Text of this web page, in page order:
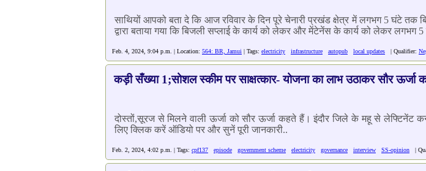
साथियों आपको बता दे कि आज रविवार के दिन पूरे चेनारी प्रखंड क्षेत्र में लगभग 5 घंटे तक
द्वारा बताया गया कि बिजली सप्लाई के कार्य को लेकर और मेंटेनेंस के कार्य को लेकर लगभग
Feb. 4, 2024, 9:04 p.m. | Location: 564: BR, Jamui | Tags: electricity infrastructure autopub local updates | Qualifier:
कड़ी सँख्या 1;सोशल स्कीम पर साक्षत्कार- योजना का लाभ उठाकर सौर
दोस्तों,सूरज से मिलने वाली ऊर्जा को सौर ऊर्जा कहते हैं। इंदौर जिले के महू से लेफ्टिनेंट
लिए क्लिक करें ऑडियो पर और सुनें पूरी जानकारी..
Feb. 2, 2024, 4:02 p.m. | Tags: cpf137 episode government scheme electricity governance interview SS-opinion |